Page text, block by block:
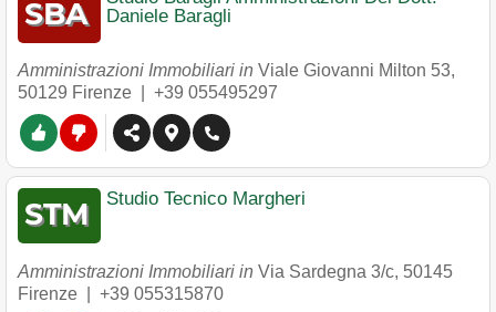
Daniele Baragli
Amministrazioni Immobiliari in Viale Giovanni Milton 53,
50129 Firenze +39 055495297
Studio Tecnico Margheri
Amministrazioni Immobiliari in Via Sardegna 3/c, 50145
Firenze
+39 055315870